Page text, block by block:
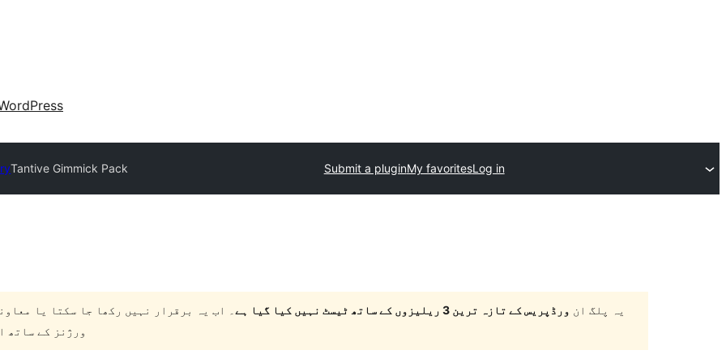
Tantive Gimmick Pack Submit a pluginMy favoritesLog in
یہ پلگ ان ورڈپریس کے تازہ ترین 3 ریلیزوں کے ساتھ ٹیسٹ نہیں کیا گیا ہے
۔ اب یہ برقرار نہیں رکھا جا سکتا یا
ورژنز کے ساتھ